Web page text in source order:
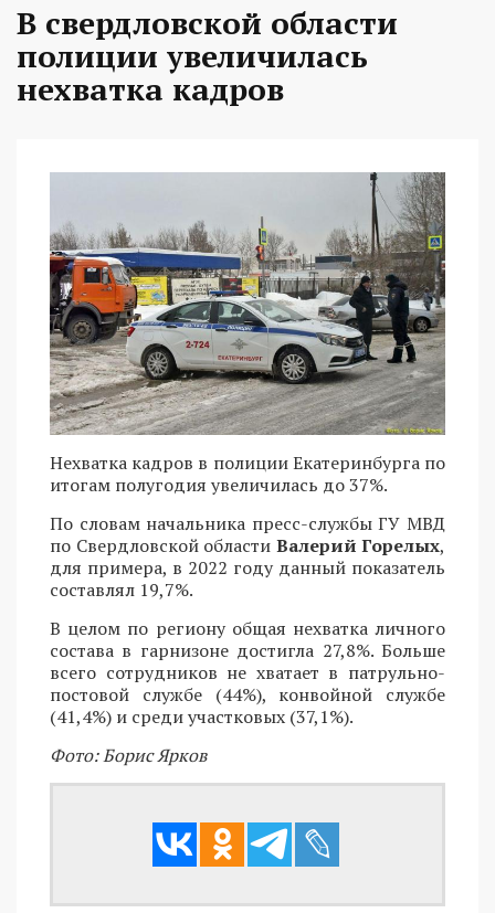
В свердловской области
полиции увеличилась
нехватка кадров
Нехватка кадров в полиции Екатеринбурга по
итогам полугодия увеличилась до 37%.
По словам начальника пресс-службы ГУ МВД
по Свердловской области Валерий Горелых,
для примера, в 2022 году данный показатель
составлял 19,7%.
В целом по региону общая нехватка личного
состава в гарнизоне достигла 27,8%. Больше
всего сотрудников не хватает в патрульно-
постовой службе (44%), конвойной службе
(41,4%) и среди участковых (37,1%).
Фото: Борис Ярков